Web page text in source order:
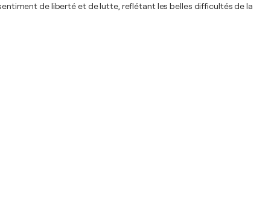
de liberté et de lutte, reflétant les belles difficultés de la